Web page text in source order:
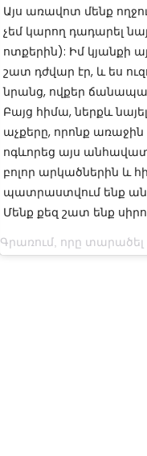
Այս առավոտ մենք
չեմ կարող դադարել
ոտքերին): Իմ կյանքի
շատ դժվար էր, և ես
նրանց, ովքեր
Բայց հիմա, ներքև
աչքերը, որոնք
ոգևորեց այս
բոլոր արկածներին և
պատրաստվում ենք
Մենք քեզ շատ ենք
Գրառում, որը տարածել